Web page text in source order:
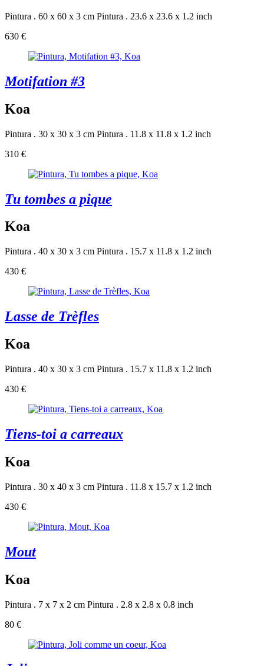
Pintura . 60 x 60 x 3 cm Pintura . 23.6 x 23.6 x 1.2 inch
630 €
Motifation #3
Koa
Pintura . 30 x 30 x 3 cm Pintura . 11.8 x 11.8 x 1.2 inch
310 €
Tu tombes a pique
Koa
Pintura . 40 x 30 x 3 cm Pintura . 15.7 x 11.8 x 1.2 inch
430 €
Lasse de Trèfles
Koa
Pintura . 40 x 30 x 3 cm Pintura . 15.7 x 11.8 x 1.2 inch
430 €
Tiens-toi a carreaux
Koa
Pintura . 30 x 40 x 3 cm Pintura . 11.8 x 15.7 x 1.2 inch
430 €
Mout
Koa
Pintura . 7 x 7 x 2 cm Pintura . 2.8 x 2.8 x 0.8 inch
80 €